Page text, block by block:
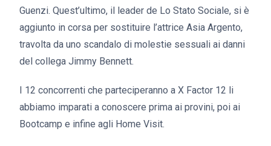
Guenzi. Quest’ultimo, il leader de Lo Stato Sociale, si è
aggiunto in corsa per sostituire l’attrice Asia Argento,
travolta da uno scandalo di molestie sessuali ai danni
del collega Jimmy Bennett.
I 12 concorrenti che parteciperanno a X Factor 12 li
abbiamo imparati a conoscere prima ai provini, poi ai
Bootcamp e infine agli Home Visit.